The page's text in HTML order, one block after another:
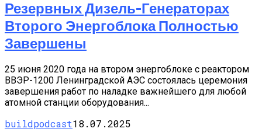
Резервных Дизель-Генераторах
Второго Энергоблока Полностью
Завершены
25 июня 2020 года на втором энергоблоке с реактором
ВВЭР-1200 Ленинградской АЭС состоялась церемония
завершения работ по наладке важнейшего для любой
атомной станции оборудования...
buildpodcast18.07.2025